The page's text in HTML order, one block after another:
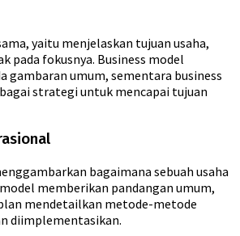
yaitu menjelaskan tujuan usaha,
pada fokusnya. Business model
gambaran umum, sementara business
strategi untuk mencapai tujuan
bagaimana sebuah usaha
memberikan pandangan umum,
mendetailkan metode-metode
diimplementasikan.